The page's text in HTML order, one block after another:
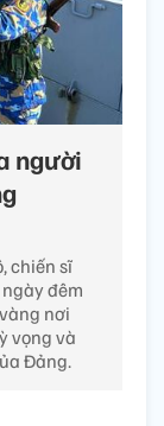
người
chiến sĩ
đêm
nơi
vọng và
Đảng.